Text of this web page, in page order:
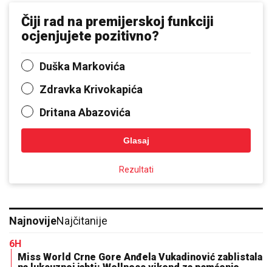
Čiji rad na premijerskoj funkciji
ocjenjujete pozitivno?
Duška Markovića
Zdravka Krivokapića
Dritana Abazovića
Glasaj
Rezultati
NajnovijeNajčitanije
6H
Miss World Crne Gore Anđela Vukadinović zablistala